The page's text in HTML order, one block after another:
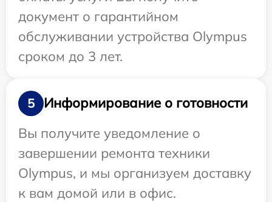
документ о гарантийном
обслуживании устройства Olympus
сроком до 3 лет.
5
Информирование о готовности
Вы получите уведомление о
завершении ремонта техники
Olympus, и мы организуем доставку
к вам домой или в офис.